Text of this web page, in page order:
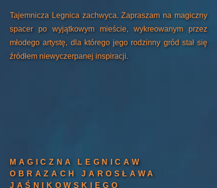
Tajemnicza Legnica zachwyca. Zapraszam na magiczny
spacer po wyjątkowym mieście, wykreowanym przez
młodego artystę, dla którego jego rodzinny gród stał się
źródłem niewyczerpanej inspiracji.
MAGICZNA LEGNICA W
OBRAZACH JAROSŁAWA
JAŚNIKOWSKIEGO